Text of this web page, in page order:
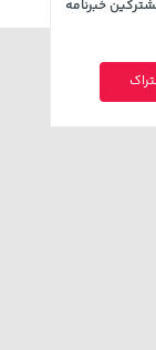
خبرنامه